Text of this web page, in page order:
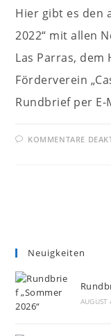
Hier gibt es den
2022“ mit allen
Las Parras, dem
Förderverein
Rundbrief per
KOMMENTARE
Neuigkeiten